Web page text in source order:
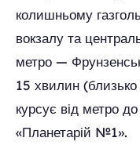
колишньому
вокзалу та
метро —
15 хвилин
курсує від метро
«Планетарій №1».